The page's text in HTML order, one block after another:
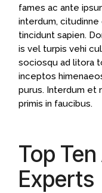
fames ac ante
interdum,
tincidunt sapien.
is vel turpis vehi
sociosqu ad litora
inceptos
purus. Interdum et
primis in faucibus.
Top
Experts